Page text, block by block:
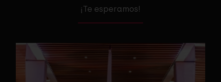
¡Te esperamos!